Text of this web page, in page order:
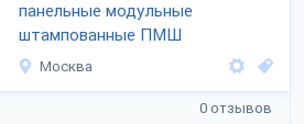
панельные модульные
штампованные ПМШ
Москва
0 отзывов